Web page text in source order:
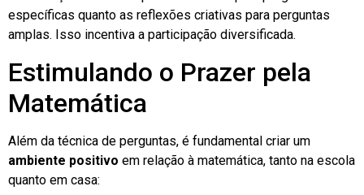
específicas quanto as reflexões criativas para perguntas
amplas. Isso incentiva a participação diversificada.
Estimulando o Prazer pela
Matemática
Além da técnica de perguntas, é fundamental criar um
ambiente positivo em relação à matemática, tanto na escola
quanto em casa: